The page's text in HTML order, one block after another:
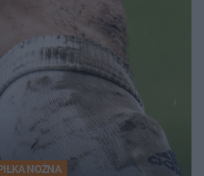
NOŻNA